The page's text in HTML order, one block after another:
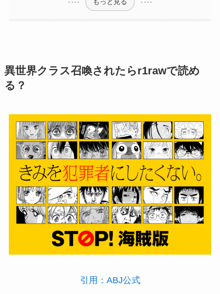
異世界クラス召喚されたらr1rawで読め
る？
引用：ABJ公式